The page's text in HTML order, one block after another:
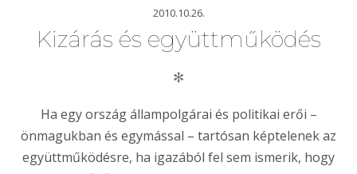
2010.10.26.
Kizárás és együttműködés
✻
Ha egy ország állampolgárai és politikai erői –
önmagukban és egymással – tartósan képtelenek az
együttműködésre, ha igazából fel sem ismerik, hogy